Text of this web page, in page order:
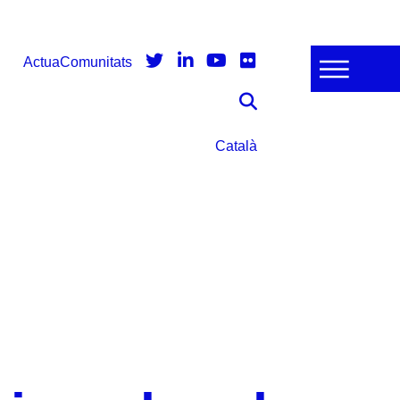
ActuaComunitats
Català